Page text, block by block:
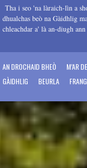
Tha i seo 'na làraich-lìn a
dhualchas beò na Gàidhlig
chleachdar a' là an-diugh
AN DROCHAID BHEÒ
M’AR
GÀIDHLIG
BEURLA